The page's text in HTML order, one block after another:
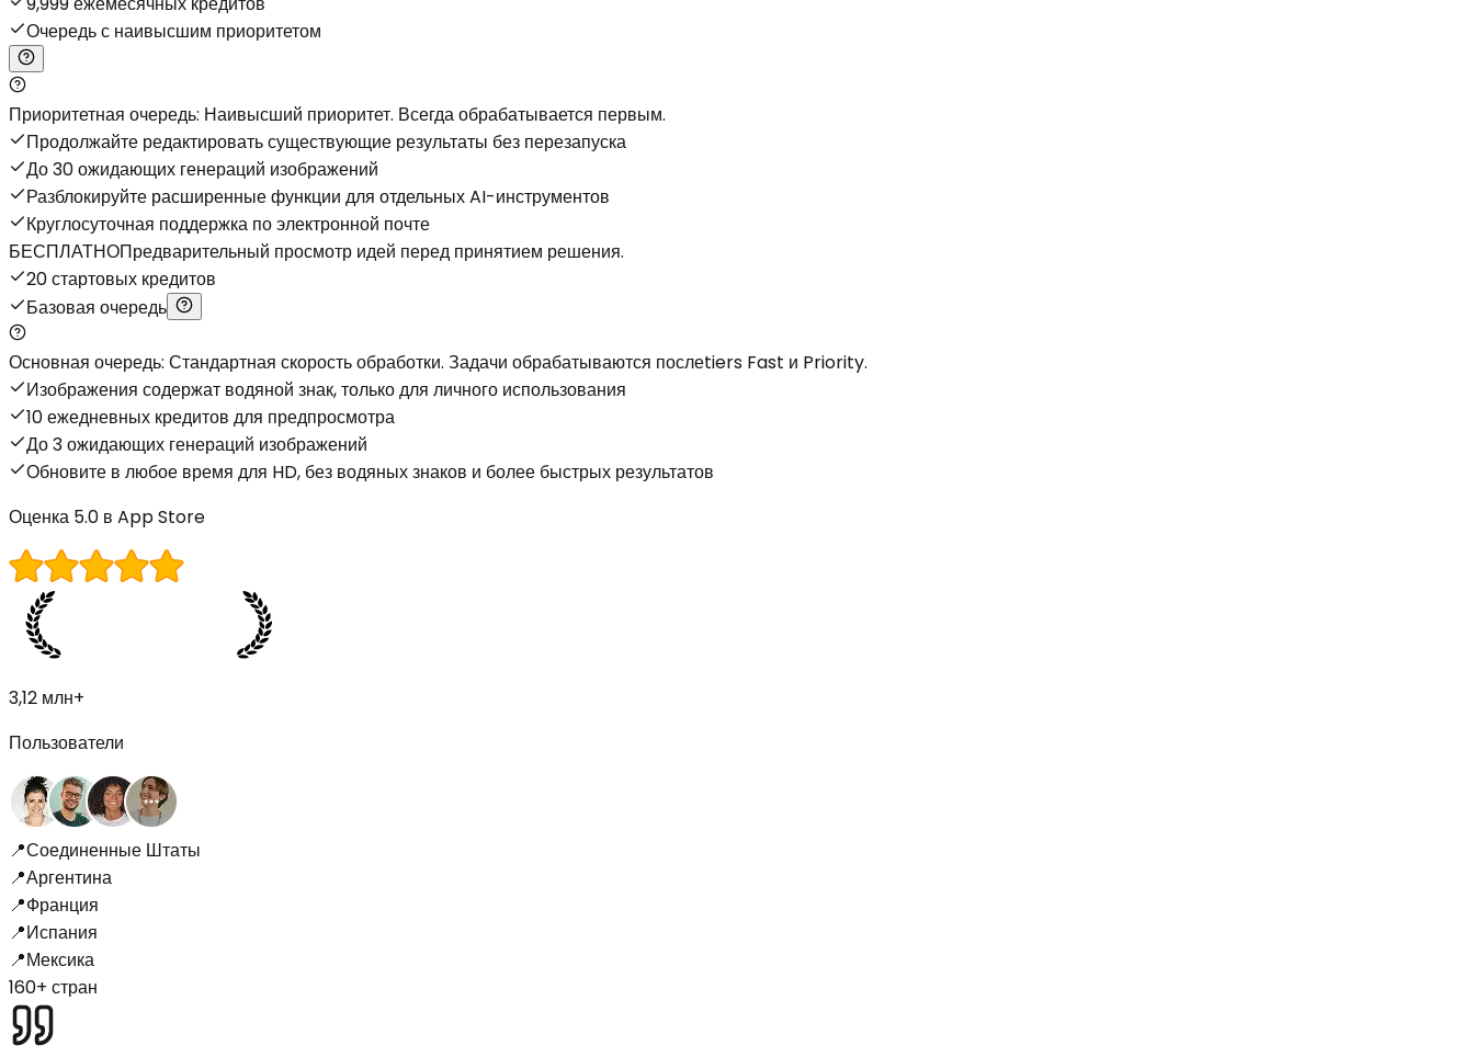
Очередь с наивысшим приоритетом
Приоритетная очередь: Наивысший приоритет. Всегда обрабатывается первым.
Продолжайте редактировать существующие результаты без перезапуска
До 30 ожидающих генераций изображений
Разблокируйте расширенные функции для отдельных AI-инструментов
Круглосуточная поддержка по электронной почте
БЕСПЛАТНОПредварительный просмотр идей перед принятием решения.
20 стартовых кредитов
Базовая очередь
Основная очередь: Стандартная скорость обработки. Задачи обрабатываются послеtiers Fast и Priority.
Изображения содержат водяной знак, только для личного использования
10 ежедневных кредитов для предпросмотра
До 3 ожидающих генераций изображений
Обновите в любое время для HD, без водяных знаков и более быстрых результатов
Оценка 5.0 в App Store
3,12 млн+
Пользователи
📍Соединенные Штаты
📍Аргентина
📍Франция
📍Испания
📍Мексика
160+ стран